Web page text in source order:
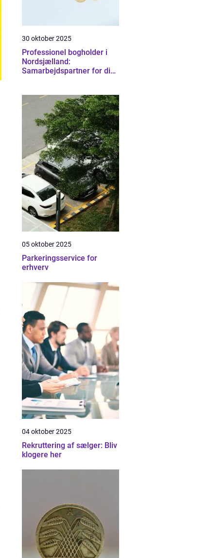
30 oktober 2025
Professionel bogholder i
Nordsjælland:
Samarbejdspartner for din
05 oktober 2025
Parkeringsservice for
erhverv
04 oktober 2025
Rekruttering af sælger: Bliv
klogere her